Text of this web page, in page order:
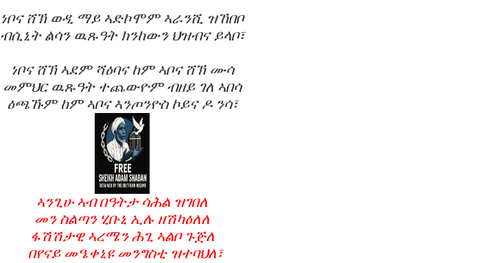
ነቦና ሸኽ ወዲ ማይ ኣድኮሞም ኣራንሺ ዝኸበቦ
ብሲኒት ልሳን ዉጹዓት ክንከውን ህዝብና ይላቦ፣
ነቦና ሸኽ ኣደም ሻዕባና ከም ኣቦና ሸኽ ሙሳ
መምህር ዉጹዓት ተጨውዮም ብዘይ ገለ ኣበሳ
ዕጫኹም ከም ኣቦና ኣንጦንዮስ ኮይና ዶ ንሳ፣
ኣንጊሁ ኣብ በዓትታ ሳሕል ዝገበለ
መን ስልጣን ሂቡኒ ኢሉ ዘሽካዕለለ
ፋሽሽታዊ ኣረሜን ሕጊ ኣልቦ ጉጅለ
በየናይ መዔቀኒዩ መንግስቲ ዝተባህለ፣